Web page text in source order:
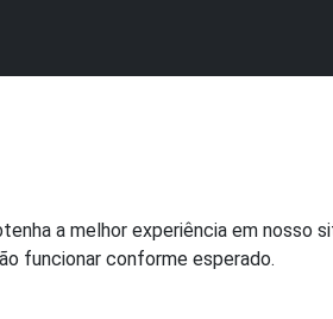
a melhor experiência em nosso
funcionar conforme esperado.